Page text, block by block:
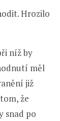
Hrozilo
níž by
měl
již
že
snad po